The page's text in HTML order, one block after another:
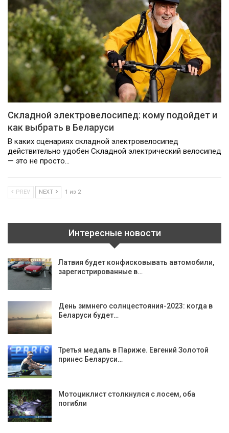
Складной электровелосипед: кому подойдет и
как выбрать в Беларуси
В каких сценариях складной электровелосипед
действительно удобен Складной электрический велосипед
— это не просто…
PREV NEXT 1 из 2
Интересные новости
Латвия будет конфисковывать автомобили,
зарегистрированные в…
День зимнего солнцестояния-2023: когда в
Беларуси будет…
Третья медаль в Париже. Евгений Золотой
принес Беларуси…
Мотоциклист столкнулся с лосем, оба
погибли